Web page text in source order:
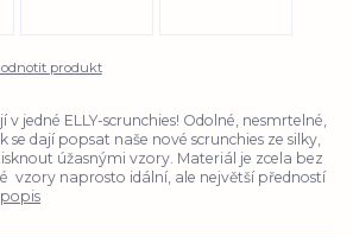
produkt
jedné ELLY-scrunchies! Odolné, nesmrtelné,
se dají popsat naše nové scrunchies ze silky,
úžasnými vzory. Materiál je zcela bez
vzory naprosto idální, ale největší předností